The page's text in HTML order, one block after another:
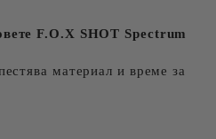
F.O.X SHOT Spectrum
материал и време за